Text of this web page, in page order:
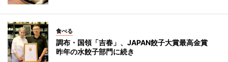
食べる
調布・国領「吉春」、JAPAN餃子大賞最高金賞
昨年の水餃子部門に続き